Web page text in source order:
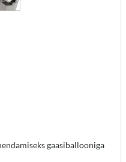
gaasiballooniga